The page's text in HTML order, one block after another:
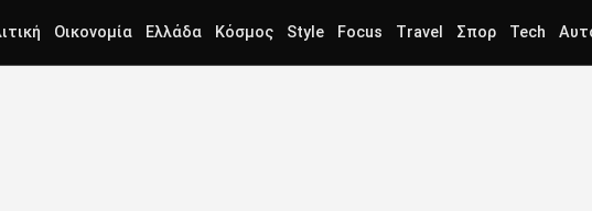
Οικονομία Ελλάδα Κόσμος Style Focus Travel Σπορ Tech